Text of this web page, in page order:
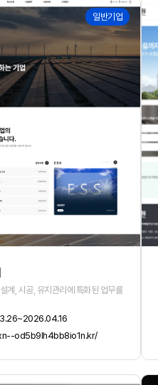
일반기업
계, 시공, 유지관리에 특화된 업무를 제공하는
od5b9lh4bb8io1n.kr/